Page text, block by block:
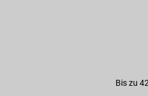
Bis zu